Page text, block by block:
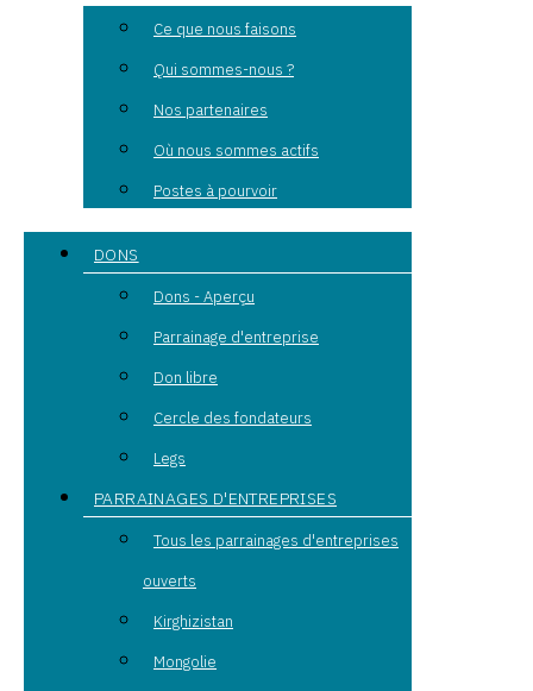
Ce que nous faisons
Qui sommes-nous ?
Nos partenaires
Où nous sommes actifs
Postes à pourvoir
DONS
Dons - Aperçu
Parrainage d'entreprise
Don libre
Cercle des fondateurs
Legs
PARRAINAGES D'ENTREPRISES
Tous les parrainages d'entreprises
ouverts
Kirghizistan
Mongolie